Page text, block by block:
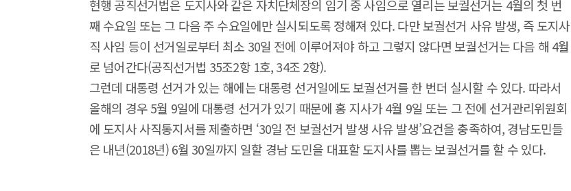
현행 공직선거법은 도지사와 같은 자치단체장의 임기 중 사임으로 열리는 보궐선거는 4월의 첫 번
째 수요일 또는 그 다음 주 수요일에만 실시되도록 정해져 있다. 다만 보궐선거 사유 발생, 즉 도지사
직 사임 등이 선거일로부터 최소 30일 전에 이루어져야 하고 그렇지 않다면 보궐선거는 다음 해 4월
로 넘어간다(공직선거법 35조2항 1호, 34조 2항).
그런데 대통령 선거가 있는 해에는 대통령 선거일에도 보궐선거를 한 번더 실시할 수 있다. 따라서
올해의 경우 5월 9일에 대통령 선거가 있기 때문에 홍 지사가 4월 9일 또는 그 전에 선거관리위원회
에 도지사 사직통지서를 제출하면 ‘30일 전 보궐선거 발생 사유 발생’요건을 충족하여, 경남도민들
은 내년(2018년) 6월 30일까지 일할 경남 도민을 대표할 도지사를 뽑는 보궐선거를 할 수 있다.